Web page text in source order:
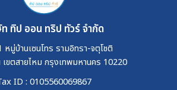
ทิป ออน ทริป ทัวร์ จำกัด
หมู่บ้านเซนโทร รามอิทรา-จตุโชติ
เขตสายไหม กรุงเทพมหานคร 10220
ID : 0105560069867